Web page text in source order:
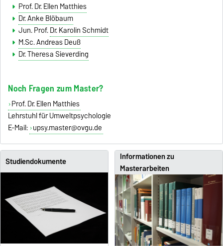
Prof. Dr. Ellen Matthies
Dr. Anke Blöbaum
Jun. Prof.Dr. Karolin Schmidt
M.Sc. Andreas Deuß
Dr. Theresa Sieverding
Noch Fragen zum Master?
Prof. Dr. Ellen Matthies
Lehrstuhl für Umweltpsychologie
E-Mail: upsy.master@ovgu.de
Studiendokumente
Informationen zu
Masterarbeiten